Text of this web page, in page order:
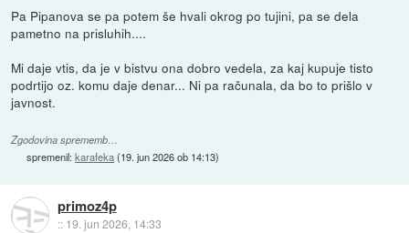
Pa Pipanova se pa potem še hvali okrog po tujini, pa se dela
pametno na prisluhih....
Mi daje vtis, da je v bistvu ona dobro vedela, za kaj kupuje tisto
podrtijo oz. komu daje denar... Ni pa računala, da bo to prišlo v
javnost.
Zgodovina sprememb…
spremenil:karafeka(19. jun 2026 ob 14:13)
primoz4p
:: 19. jun 2026, 14:33